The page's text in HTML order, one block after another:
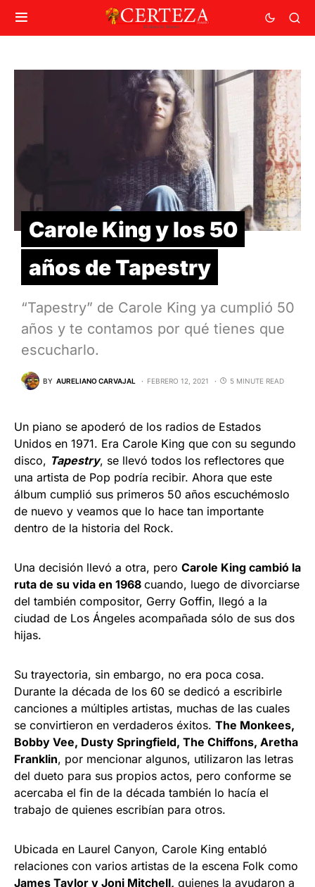
Carole King y los 50
años de Tapestry
“Tapestry” de Carole King ya cumplió 50
años y te contamos por qué tienes que
escucharlo.
BY AURELIANO CARVAJAL FEBRERO 12, 2021 5 MINUTE READ
Un piano se apoderó de los radios de Estados
Unidos en 1971. Era Carole King que con su segundo
disco, Tapestry, se llevó todos los reflectores que
una artista de Pop podría recibir. Ahora que este
álbum cumplió sus primeros 50 años escuchémoslo
de nuevo y veamos que lo hace tan importante
dentro de la historia del Rock.
Una decisión llevó a otra, pero Carole King cambió la
ruta de su vida en 1968 cuando, luego de divorciarse
del también compositor, Gerry Goffin, llegó a la
ciudad de Los Ángeles acompañada sólo de sus dos
hijas.
Su trayectoria, sin embargo, no era poca cosa.
Durante la década de los 60 se dedicó a escribirle
canciones a múltiples artistas, muchas de las cuales
se convirtieron en verdaderos éxitos. The Monkees,
Bobby Vee, Dusty Springfield, The Chiffons, Aretha
Franklin, por mencionar algunos, utilizaron las letras
del dueto para sus propios actos, pero conforme se
acercaba el fin de la década también lo hacía el
trabajo de quienes escribían para otros.
Ubicada en Laurel Canyon, Carole King entabló
relaciones con varios artistas de la escena Folk como
James Taylor y Joni Mitchell, quienes la ayudaron a